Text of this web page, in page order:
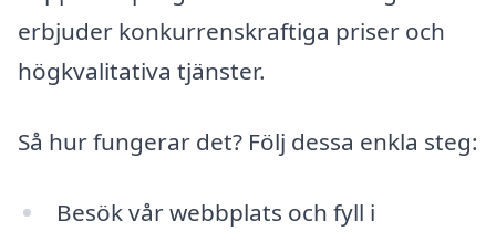
erbjuder konkurrenskraftiga priser och
högkvalitativa tjänster.
Så hur fungerar det? Följ dessa enkla steg:
Besök vår webbplats och fyll i